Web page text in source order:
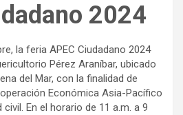
2024
la feria APEC Ciudadano 2024
Pérez Araníbar, ubicado
del Mar, con la finalidad de
Económica Asia-Pacífico
En el horario de 11 a.m. a 9